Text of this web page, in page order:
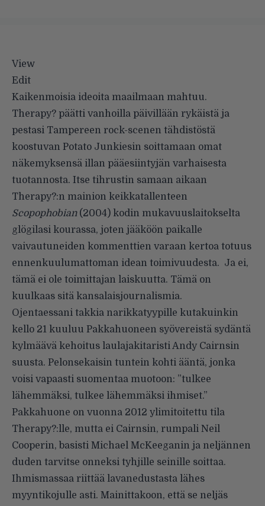
View
Edit
Kaikenmoisia ideoita maailmaan mahtuu.
Therapy? päätti vanhoilla päivillään rykäistä ja
pestasi Tampereen rock-scenen tähdistöstä
koostuvan Potato Junkiesin soittamaan omat
näkemyksensä illan pääesiintyjän varhaisesta
tuotannosta. Itse tihrustin samaan aikaan
Therapy?:n mainion keikkatallenteen
Scopophobian(2004) kodin mukavuuslaitokselta
glögilasi kourassa, joten jääköön paikalle
vaivautuneiden kommenttien varaan kertoa totuus
ennenkuulumattoman idean toimivuudesta. Ja ei,
tämä ei ole toimittajan laiskuutta. Tämä on
kuulkaas sitä kansalaisjournalismia.
Ojentaessani takkia narikkatyypille kutakuinkin
kello 21 kuuluu Pakkahuoneen syövereistä sydäntä
kylmäävä kehoitus laulajakitaristi Andy Cairnsin
suusta. Pelonsekaisin tuntein kohti ääntä, jonka
voisi vapaasti suomentaa muotoon: ”tulkee
lähemmäksi, tulkee lähemmäksi ihmiset.”
Pakkahuone on vuonna 2012 ylimitoitettu tila
Therapy?:lle, mutta ei Cairnsin, rumpali Neil
Cooperin, basisti Michael McKeeganin ja neljännen
duden tarvitse onneksi tyhjille seinille soittaa.
Ihmismassaa riittää lavanedustasta lähes
myyntikojulle asti. Mainittakoon, että se neljäs